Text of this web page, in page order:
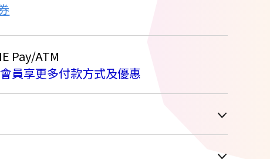
Pay/ATM
員享更多付款方式及優惠
車顯示為主